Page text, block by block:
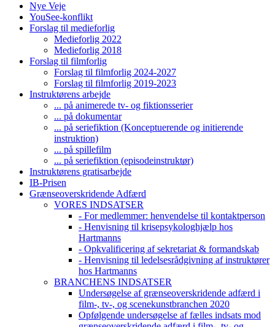
Nye Veje
YouSee-konflikt
Forslag til medieforlig
Medieforlig 2022
Medieforlig 2018
Forslag til filmforlig
Forslag til filmforlig 2024-2027
Forslag til filmforlig 2019-2023
Instruktørens arbejde
... på animerede tv- og fiktionsserier
... på dokumentar
... på seriefiktion (Konceptuerende og initierende
instruktion)
... på spillefilm
... på seriefiktion (episodeinstruktør)
Instruktørens gratisarbejde
IB-Prisen
Grænseoverskridende Adfærd
VORES INDSATSER
- For medlemmer: henvendelse til kontaktperson
- Henvisning til krisepsykologhjælp hos
Hartmanns
- Opkvalificering af sekretariat & formandskab
- Henvisning til ledelsesrådgivning af instruktører
hos Hartmanns
BRANCHENS INDSATSER
Undersøgelse af grænseoverskridende adfærd i
film-, tv-, og scenekunstbranchen 2020
Opfølgende undersøgelse af fælles indsats mod